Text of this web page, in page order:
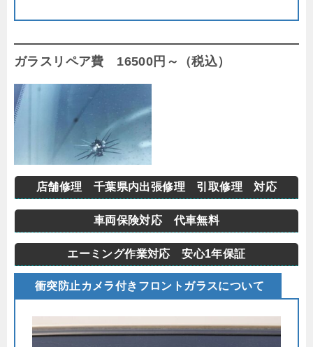
ガラスリペア費 16500円～（税込）
店舗修理 千葉県内出張修理 引取修理 対応
車両保険対応 代車無料
エーミング作業対応 安心1年保証
衝突防止カメラ付きフロントガラスについて